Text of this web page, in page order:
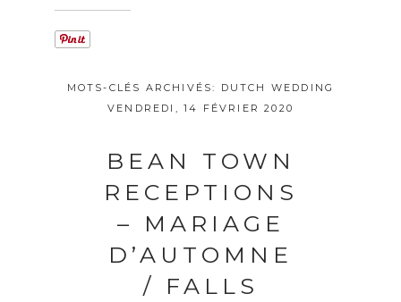
MOTS-CLÉS ARCHIVÉS: DUTCH WEDDING
VENDREDI, 14 FÉVRIER 2020
BEAN TOWN
RECEPTIONS
– MARIAGE
D’AUTOMNE
/ FALLS